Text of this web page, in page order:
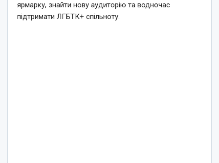
ярмарку, знайти нову аудиторію та водночас
підтримати ЛГБТК+ спільноту.